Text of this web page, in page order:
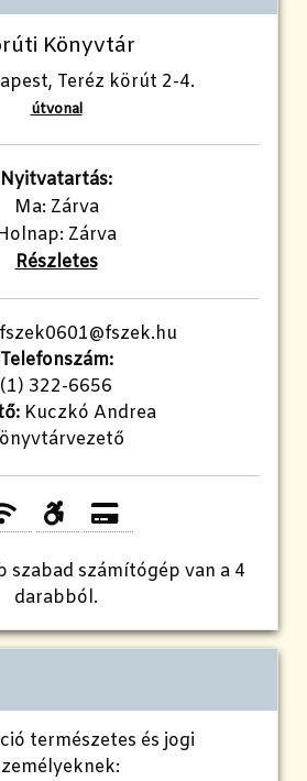
Könyvtár
Teréz körút 2-4.
útvonal
Nyitvatartás:
Ma: Zárva
Zárva
Részletes
Telefonszám:
(1) 322-6656
Kuczkó Andrea
szabad számítógép van a 4
darabból.
természetes és jogi